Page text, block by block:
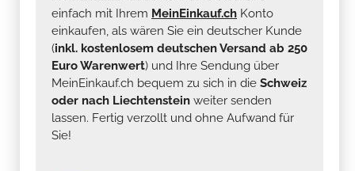
einfach mit Ihrem MeinEinkauf.ch Konto
einkaufen, als wären Sie ein deutscher Kunde
(inkl. kostenlosem deutschen Versand ab 250
Euro Warenwert) und Ihre Sendung über
MeinEinkauf.ch bequem zu sich in die Schweiz
oder nach Liechtenstein weiter senden
lassen. Fertig verzollt und ohne Aufwand für
Sie!